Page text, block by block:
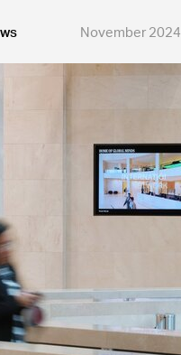
November 2024